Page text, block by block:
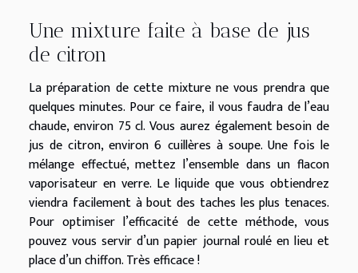
Une mixture faite à base de jus
de citron
La préparation de cette mixture ne vous prendra que
quelques minutes. Pour ce faire, il vous faudra de l’eau
chaude, environ 75 cl. Vous aurez également besoin de
jus de citron, environ 6 cuillères à soupe. Une fois le
mélange effectué, mettez l’ensemble dans un flacon
vaporisateur en verre. Le liquide que vous obtiendrez
viendra facilement à bout des taches les plus tenaces.
Pour optimiser l’efficacité de cette méthode, vous
pouvez vous servir d’un papier journal roulé en lieu et
place d’un chiffon. Très efficace !